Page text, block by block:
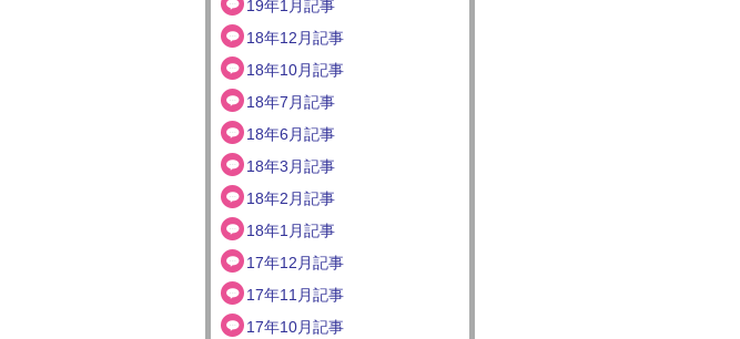
19年1月記事
18年12月記事
18年10月記事
18年7月記事
18年6月記事
18年3月記事
18年2月記事
18年1月記事
17年12月記事
17年11月記事
17年10月記事